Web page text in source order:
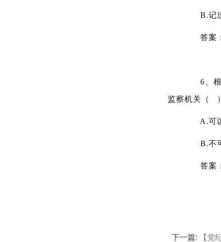
B.记过
答案
6、根据
监察机关（
A.可
B.不
答案
下一篇: 【党